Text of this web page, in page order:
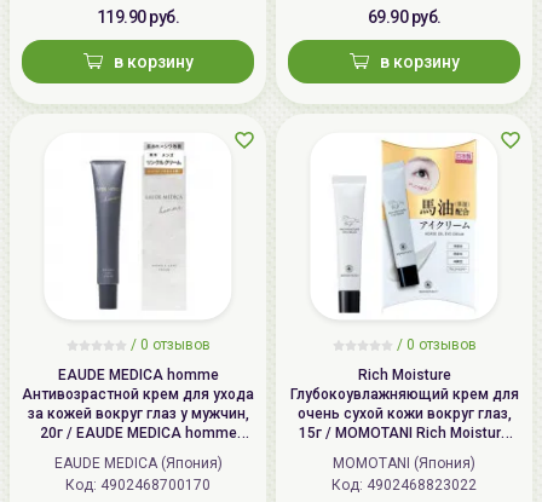
119.90 руб.
в корзину
69.90 руб.
в корзину
/ 0 отзывов
EAUDE MEDICA homme
Антивозрастной крем для ухода
за кожей вокруг глаз у мужчин,
20г / EAUDE MEDICA homme
Wrinkle Eye Cream
EAUDE MEDICA (Япония)
Код: 4902468700170
/ 0 отзывов
Rich Moisture
Глубокоувлажняющий крем для
очень сухой кожи вокруг глаз,
15г / MOMOTANI Rich Moisture
Horse Oil Eye Cream
MOMOTANI (Япония)
Код: 4902468823022